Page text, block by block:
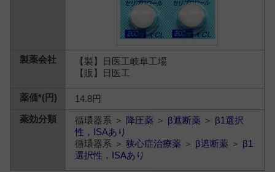
【製】日医工岐阜工場
【販】日医工
14.8円
循環器系 ＞ 降圧薬 ＞ β遮断薬 ＞ β1選択
性，ISAあり
循環器系 ＞狭心症治療薬 ＞ β遮断薬 ＞ β1
選択性，ISAあり